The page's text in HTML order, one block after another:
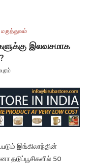
மருத்துவம்
இலவசமாக
இங்கிலாந்தின்
50